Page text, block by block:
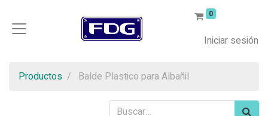
0
Iniciar sesión
Productos Balde Plastico para Albañil